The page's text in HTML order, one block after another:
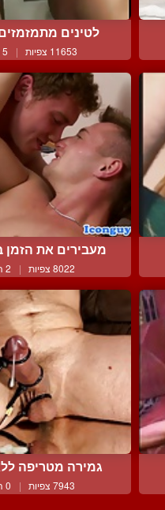
לטינים מתמזמזים
11653 צפיות | 5 המלצות
מעבירים את הזמן
8022 צפיות | 2 המלצות
גמירה מטריפה
7943 צפיות | 0 המלצות